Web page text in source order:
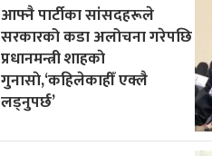
आफ्नै पार्टीका सांसदहरूले
सरकारको कडा अलोचना गरेपछि
प्रधानमन्त्री शाहकाे
गुनासाे,‘कहिलेकाहीँ एक्लै
लड्नुपर्छ’